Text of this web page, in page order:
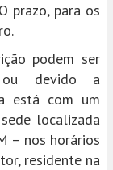
prazo, para os
podem ser
ou devido a
está com um
localizada
– nos horários
residente na